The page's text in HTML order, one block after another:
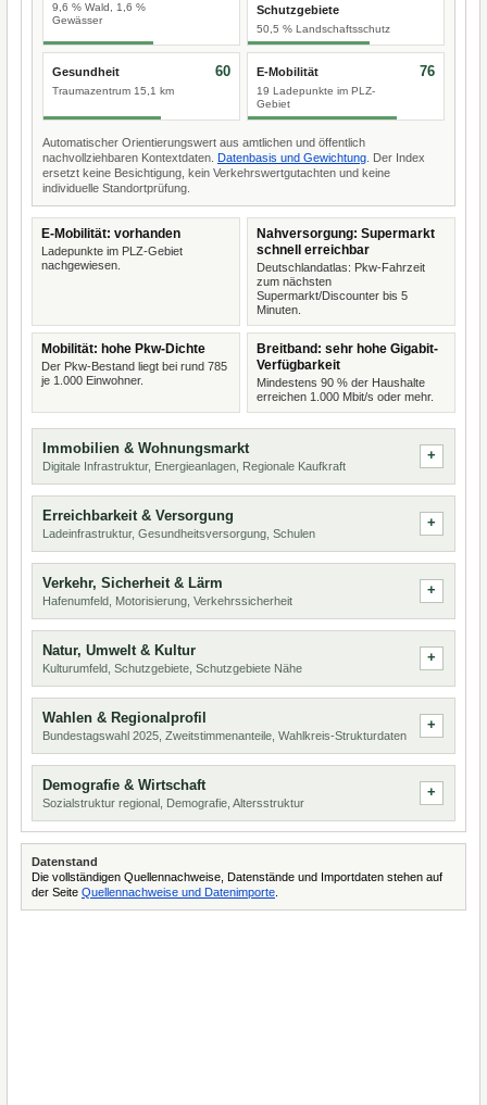
9,6 % Wald, 1,6 %
Gewässer
Schutzgebiete
50,5 % Landschaftsschutz
Gesundheit
Traumazentrum 15,1 km
60 E-Mobilität
19 Ladepunkte im PLZ-
Gebiet
76
Automatischer Orientierungswert aus amtlichen und öffentlich
nachvollziehbaren Kontextdaten. Datenbasis und Gewichtung . Der Index
ersetzt keine Besichtigung, kein Verkehrswertgutachten und keine
individuelle Standortprüfung.
E-Mobilität: vorhanden
Ladepunkte im PLZ-Gebiet
nachgewiesen.
Nahversorgung: Supermarkt
schnell erreichbar
Deutschlandatlas: Pkw-Fahrzeit
zum nächsten
Supermarkt/Discounter bis 5
Minuten.
Mobilität: hohe Pkw-Dichte
Der Pkw-Bestand liegt bei rund 785
je 1.000 Einwohner.
Breitband: sehr hohe Gigabit-
Verfügbarkeit
Mindestens 90 % der Haushalte
erreichen 1.000 Mbit/s oder mehr.
Immobilien & Wohnungsmarkt
Digitale Infrastruktur, Energieanlagen, Regionale Kaufkraft
Erreichbarkeit & Versorgung
Ladeinfrastruktur, Gesundheitsversorgung, Schulen
Verkehr, Sicherheit & Lärm
Hafenumfeld, Motorisierung, Verkehrssicherheit
Natur, Umwelt & Kultur
Kulturumfeld, Schutzgebiete, Schutzgebiete Nähe
Wahlen & Regionalprofil
Bundestagswahl 2025, Zweitstimmenanteile, Wahlkreis-Strukturdaten
Demografie & Wirtschaft
Sozialstruktur regional, Demografie, Altersstruktur
Datenstand
Die vollständigen Quellennachweise, Datenstände und Importdaten stehen auf
der Seite Quellennachweise und Datenimporte